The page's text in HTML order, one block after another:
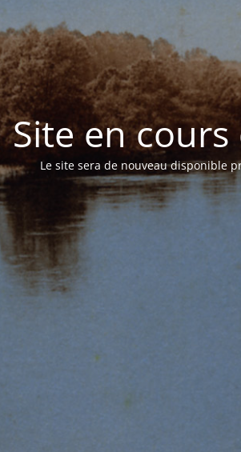
Site en
Le site sera de nouveau disponible